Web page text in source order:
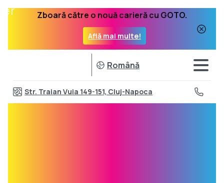
Zboară către o nouă carieră cu GOTO.
Află mai multe!
Română
Str. Traian Vuia 149-151, Cluj-Napoca